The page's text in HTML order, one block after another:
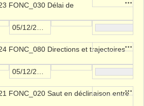
FONC_030 Délai de
FONC_080 Directions et trajectoires
FONC_020 Saut en déclinaison entre